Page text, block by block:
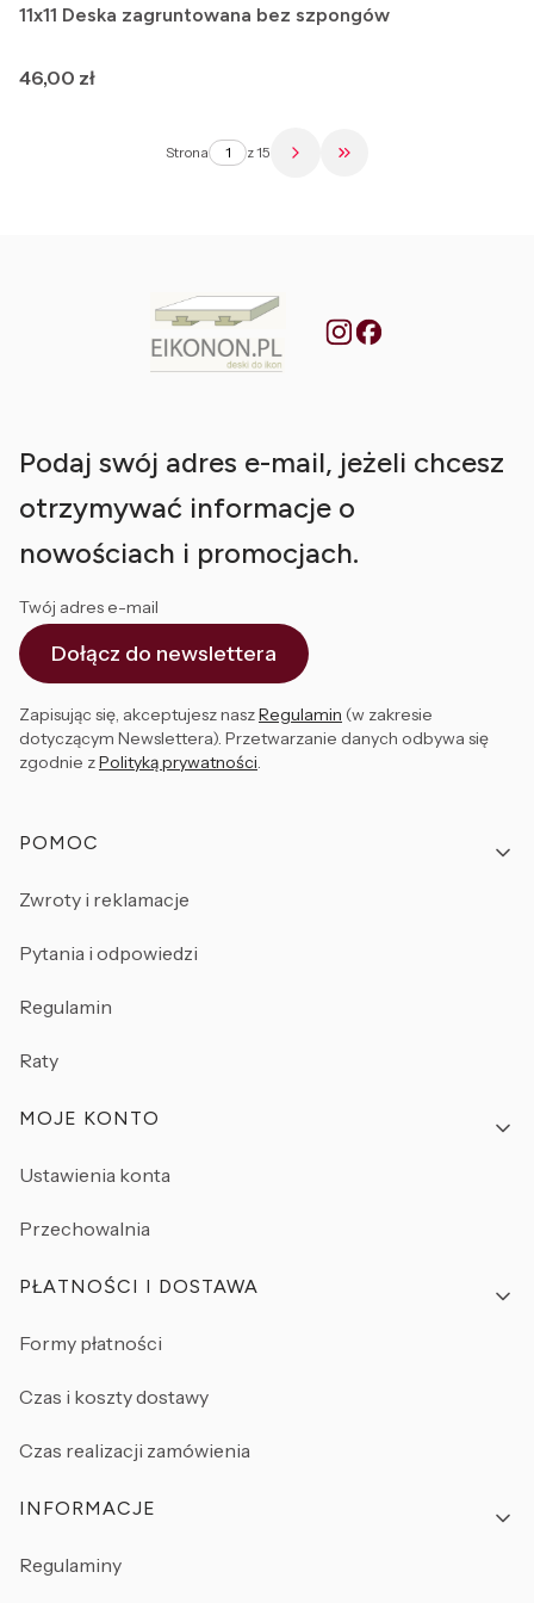
11x11 Deska zagruntowana bez szpongów
Cena
46,00 zł
Strona z 15 Przejdź do ostatniej
Podaj swój adres e-mail, jeżeli chcesz
otrzymywać informacje o
nowościach i promocjach.
Twój adres e-mail
Dołącz do newslettera
Zapisując się, akceptujesz naszRegulamin (w zakresie
dotyczącym Newslettera). Przetwarzanie danych odbywa się
zgodnie zPolityką prywatności.
Linki w stopce
POMOC
Zwroty i reklamacje
Pytania i odpowiedzi
Regulamin
Raty
MOJE KONTO
Ustawienia konta
Przechowalnia
PŁATNOŚCI I DOSTAWA
Formy płatności
Czas i koszty dostawy
Czas realizacji zamówienia
INFORMACJE
Regulaminy